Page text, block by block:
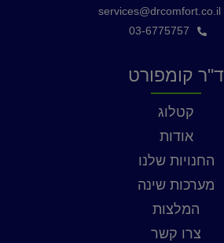
services@drcomfort.co.il
03-6775757
ד"ר קומפורט
קטלוג
אודות
החנויות שלנו
מערכות שינה
המלצות
צרו קשר